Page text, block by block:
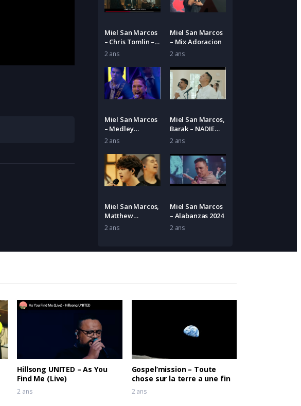
Miel San Marcos
– Chris Tomlin –
Holy Forever
2 ans
Miel San Marcos
– Mix Adoracion
2 ans
Miel San Marcos
– Medley
PROEZAS
2 ans
Miel San Marcos,
Barak – NADIE
COMO TU
2 ans
Miel San Marcos,
Matthew
Morales – Yo Iré,
2 ans
Miel San Marcos
– Alabanzas 2024
2 ans
Hillsong UNITED – As You
Find Me (Live)
2 ans
Gospel’mission – Toute
chose sur la terre a une fin
2 ans